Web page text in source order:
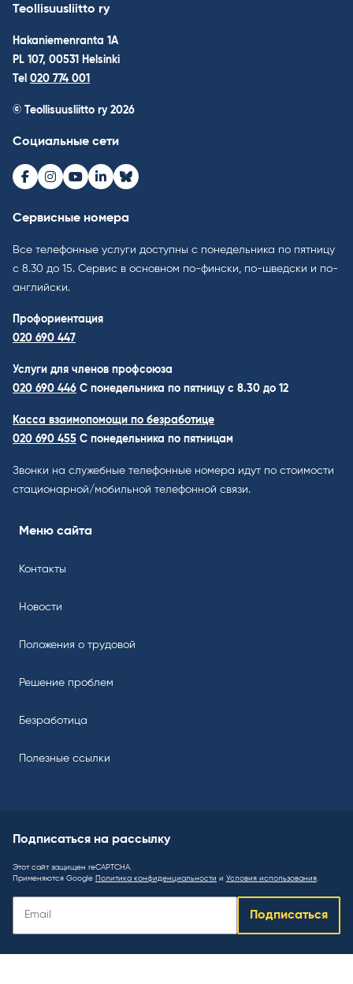
Teollisuusliitto ry
Hakaniemenranta 1A
PL 107, 00531 Helsinki
Tel 020 774 001
© Teollisuusliitto ry 2026
Социальные сети
Facebook
Instagram
Youtube
LinkedInBluesky
Сервисные номера
Все телефонные услуги доступны с понедельника по пятницу
с 8.30 до 15. Cервис в основном по-фински, по-шведски и по-
английски.
Профориентация
020 690 447
Услуги для членов профсоюза
020 690 446 C понедельника по пятницу с 8.30 до 12
Касса взаимопомощи по безработице
020 690 455 С понедельника по пятницам
Звонки на служебные телефонные номера идут по стоимости
стационарной/мобильной телефонной связи.
Меню сайта
Контакты
Новости
Положения о трудовой
Решение проблем
Безработица
Полезные ссылки
Подписаться на рассылку
Этот сайт защищен reCAPTCHA.
Применяются Google Политика конфиденциальности и Условия использования
Подписаться